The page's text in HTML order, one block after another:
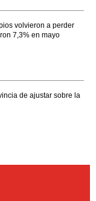
volvieron a perder
7,3% en mayo
de ajustar sobre la